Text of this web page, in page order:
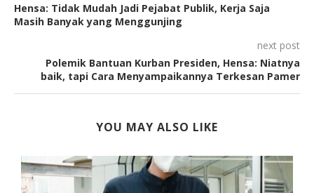
Hensa: Tidak Mudah Jadi Pejabat Publik, Kerja Saja
Masih Banyak yang Menggunjing
next post
Polemik Bantuan Kurban Presiden, Hensa: Niatnya
baik, tapi Cara Menyampaikannya Terkesan Pamer
YOU MAY ALSO LIKE